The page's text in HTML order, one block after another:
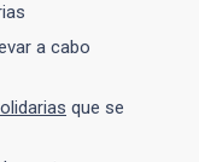
a cabo
que se